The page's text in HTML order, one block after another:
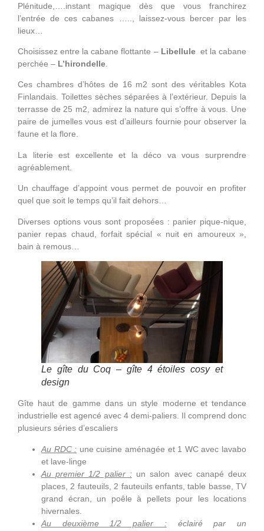
Plénitude,….instant magique dès que vous franchirez
l’entrée de ces cabanes ….., laissez-vous bercer par les
lieux…
Choisissez entre la cabane flottante – Libelluleet la cabane
perchée – L’hirondelle
Ces chambres d’hôtes de 16 m2 sont des véritables Kota
Finlandais. Toilettes sèches séparées à l’extérieur. Depuis la
terrasse de 25 m2, admirez la nature qui s’offre à vous. Une
paire de jumelles vous est d’ailleurs fournie pour observer la
faune et la flore.
La literie est excellente et la déco va vous surprendre
agréablement.
Un chauffage d’appoint vous permet de pouvoir en profiter
quel que soit le temps qu’il fait dehors…
Diverses options vous sont proposées : panier pique-nique,
panier repas chaud, forfait spécial « nuit en amoureux »,
bain à remous…
Le gîte du Coq – gîte 4 étoiles cosy et
design
Gîte haut de gamme dans un style moderne et tendance
industrielle est agencé avec 4 demi-paliers. Il comprend donc
plusieurs séries d’escaliers
Au RDC : une cuisine aménagée et 1 WC avec lavabo
et lave-linge
Au premier 1/2 palier :un salon avec canapé deux
places, 2 fauteuils, 2 fauteuils enfants, table basse, TV
grand écran, un poêle à pellets pour les locations
hivernales.
Au deuxième 1/2 palier :éclairé par un